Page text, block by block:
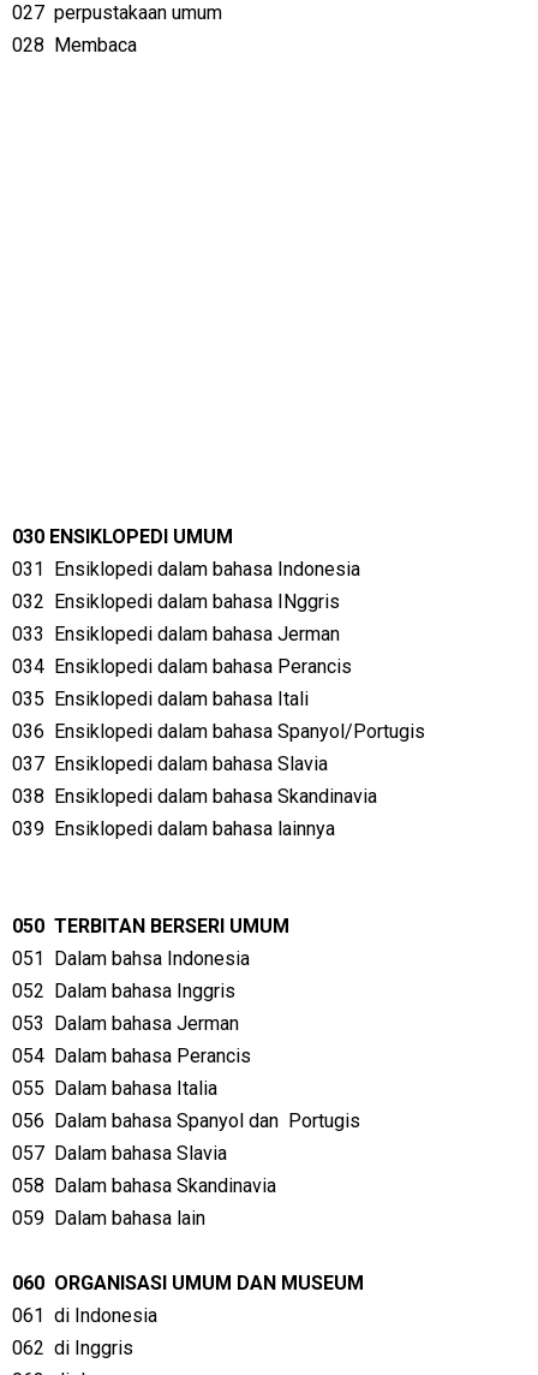
027 perpustakaan umum
028 Membaca
030 ENSIKLOPEDI UMUM
031 Ensiklopedi dalam bahasa Indonesia
032 Ensiklopedi dalam bahasa INggris
033 Ensiklopedi dalam bahasa Jerman
034 Ensiklopedi dalam bahasa Perancis
035 Ensiklopedi dalam bahasa Itali
036 Ensiklopedi dalam bahasa Spanyol/Portugis
037 Ensiklopedi dalam bahasa Slavia
038 Ensiklopedi dalam bahasa Skandinavia
039 Ensiklopedi dalam bahasa lainnya
050 TERBITAN BERSERI UMUM
051 Dalam bahsa Indonesia
052 Dalam bahasa Inggris
053 Dalam bahasa Jerman
054 Dalam bahasa Perancis
055 Dalam bahasa Italia
056 Dalam bahasa Spanyol dan Portugis
057 Dalam bahasa Slavia
058 Dalam bahasa Skandinavia
059 Dalam bahasa lain
060 ORGANISASI UMUM DAN MUSEUM
061 di Indonesia
062 di Inggris